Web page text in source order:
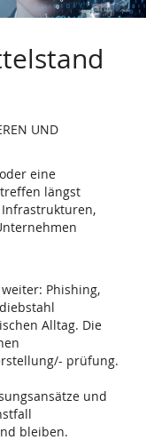
UND
eine
längst
Phishing,
Alltag. Die
prüfung.
und
bleiben.